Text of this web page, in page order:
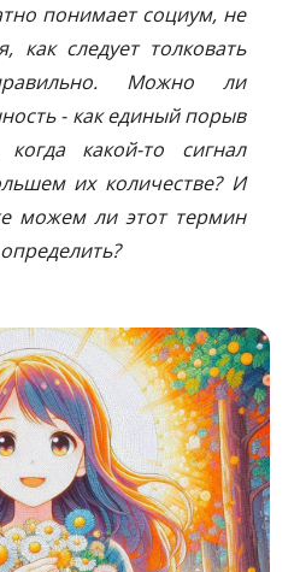
понимает социум, не
как следует толковать
Можно ли
- как единый порыв
какой-то сигнал
их количестве? И
можем ли этот термин